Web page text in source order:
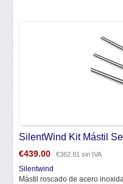
SilentWind Kit Mástil
€439.00 €362.81 sin IVA
Silentwind
Mástil roscado de acero